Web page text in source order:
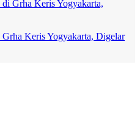
Keris Yogyakarta, Digelar